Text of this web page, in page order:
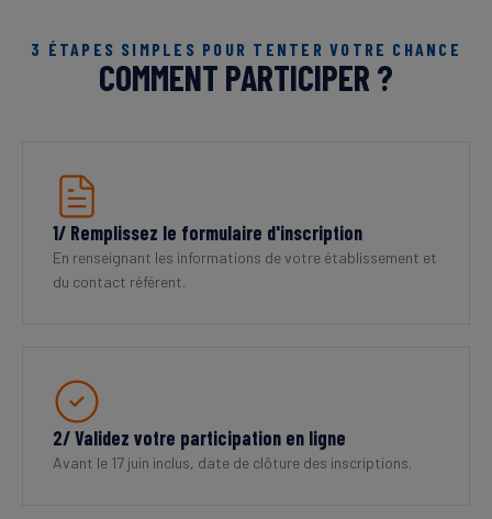
3 ÉTAPES SIMPLES POUR TENTER VOTRE CHANCE
COMMENT PARTICIPER ?
1/ Remplissez le formulaire d'inscription
En renseignant les informations de votre établissement et
du contact référent.
2/ Validez votre participation en ligne
Avant le 17 juin inclus, date de clôture des inscriptions.